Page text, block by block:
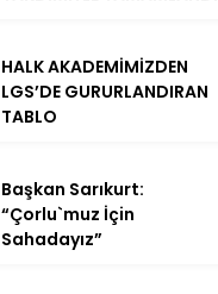
HALK AKADEMİMİZDEN
LGS’DE GURURLANDIRAN
TABLO
Başkan Sarıkurt:
“Çorlu`muz İçin
Sahadayız”